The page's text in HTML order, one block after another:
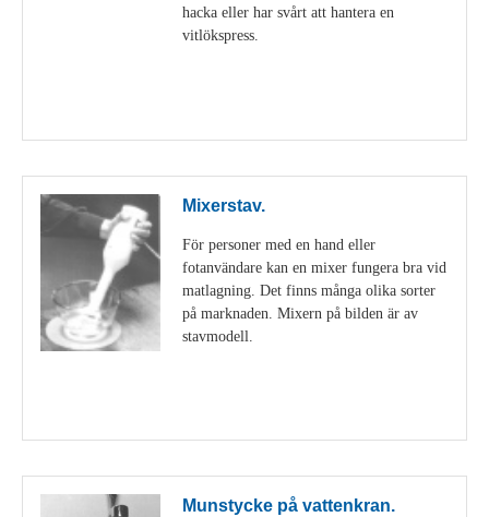
hacka eller har svårt att hantera en
vitlökspress.
Mixerstav.
För personer med en hand eller
fotanvändare kan en mixer fungera bra vid
matlagning. Det finns många olika sorter
på marknaden. Mixern på bilden är av
stavmodell.
Munstycke på vattenkran.